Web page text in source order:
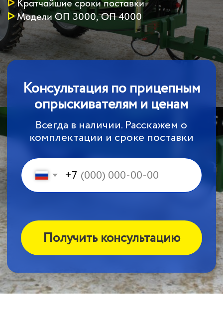
опрыскивателям и ценам
Всегда в наличии. Расскажем о
комплектации и сроке поставки
+7
Получить консультацию
МОДЕЛИ ПРИЦЕПНЫХ
Булгар